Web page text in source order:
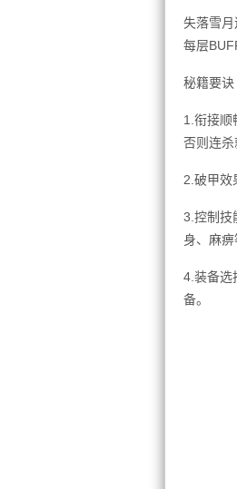
失落雪月
每层
秘籍要诀
1.衔接顺
否则连杀
2.破甲效
3.控制技
身、麻痹
4.装备选
备。